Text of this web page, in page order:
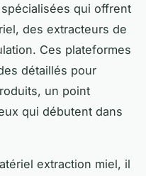
qui offrent
des extracteurs de
Ces plateformes
détaillés pour
un point
qui débutent dans
extraction miel, il